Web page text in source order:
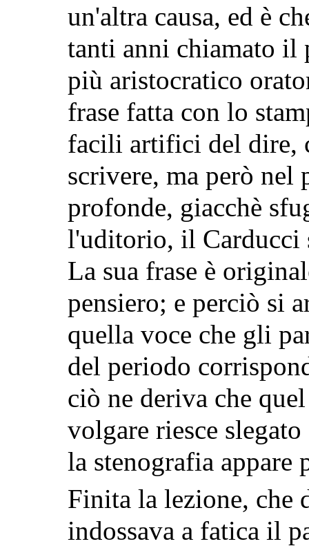
un'altra causa, ed è
tanti anni chiamato il
più aristocratico
frase fatta con lo
facili artifici del dire,
scrivere, ma però nel
profonde, giacchè
l'uditorio, il Carducci
La sua frase è
pensiero; e perciò si
quella voce che gli
del periodo
ciò ne deriva che
volgare riesce
la stenografia appare
Finita la lezione, che
indossava a fatica il